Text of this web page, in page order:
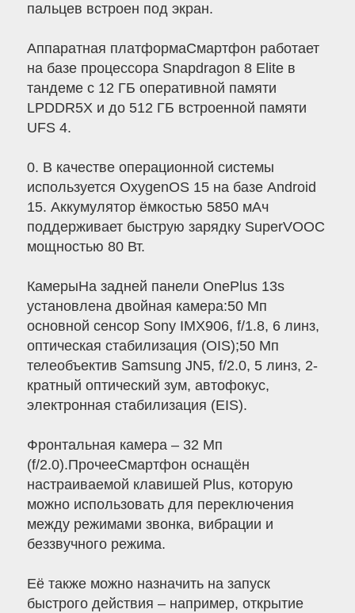
пальцев встроен под экран.
Аппаратная платформаСмартфон работает
на базе процессора Snapdragon 8 Elite в
тандеме с 12 ГБ оперативной памяти
LPDDR5X и до 512 ГБ встроенной памяти
UFS 4.
0. В качестве операционной системы
используется OxygenOS 15 на базе Android
15. Аккумулятор ёмкостью 5850 мАч
поддерживает быструю зарядку SuperVOOC
мощностью 80 Вт.
КамерыНа задней панели OnePlus 13s
установлена двойная камера:50 Мп
основной сенсор Sony IMX906, f/1.8, 6 линз,
оптическая стабилизация (OIS);50 Мп
телеобъектив Samsung JN5, f/2.0, 5 линз, 2-
кратный оптический зум, автофокус,
электронная стабилизация (EIS).
Фронтальная камера – 32 Мп
(f/2.0).ПрочееСмартфон оснащён
настраиваемой клавишей Plus, которую
можно использовать для переключения
между режимами звонка, вибрации и
беззвучного режима.
Её также можно назначить на запуск
быстрого действия – например, открытие